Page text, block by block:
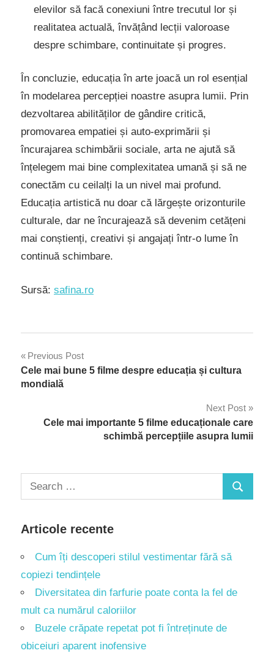
elevilor să facă conexiuni între trecutul lor și
realitatea actuală, învățând lecții valoroase
despre schimbare, continuitate și progres.
În concluzie, educația în arte joacă un rol esențial
în modelarea percepției noastre asupra lumii. Prin
dezvoltarea abilităților de gândire critică,
promovarea empatiei și auto-exprimării și
încurajarea schimbării sociale, arta ne ajută să
înțelegem mai bine complexitatea umană și să ne
conectăm cu ceilalți la un nivel mai profund.
Educația artistică nu doar că lărgește orizonturile
culturale, dar ne încurajează să devenim cetățeni
mai conștienți, creativi și angajați într-o lume în
continuă schimbare.
Sursă: safina.ro
Navigare
în
Previous Post
Cele mai bune 5 filme despre educația și cultura
mondială
Next Post
Cele mai importante 5 filme educaționale care
schimbă percepțiile asupra lumii
Search
for:
Search
Articole recente
Cum îți descoperi stilul vestimentar fără să
copiezi tendințele
Diversitatea din farfurie poate conta la fel de
mult ca numărul caloriilor
Buzele crăpate repetat pot fi întreținute de
obiceiuri aparent inofensive